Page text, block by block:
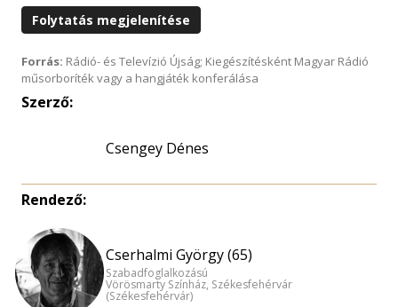
Folytatás megjelenítése
Forrás: Rádió- és Televízió Újság; Kiegészítésként Magyar Rádió
műsorboríték vagy a hangjáték konferálása
Szerző:
Csengey Dénes
Rendező:
Cserhalmi György (65)
Szabadfoglalkozású
Vörösmarty Színház, Székesfehérvár
(Székesfehérvár)